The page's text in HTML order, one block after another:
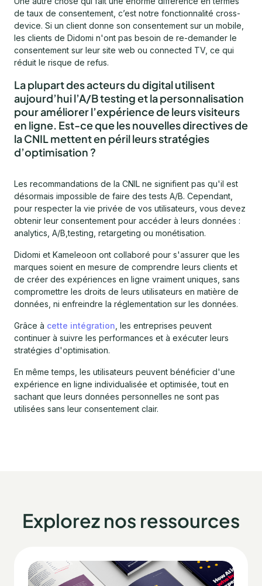
de taux de consentement, c’est notre fonctionnalité cross-
device. Si un client donne son consentement sur un mobile,
les clients de Didomi n'ont pas besoin de re-demander le
consentement sur leur site web ou connected TV, ce qui
réduit le risque de refus.
La plupart des acteurs du digital utilisent
aujourd’hui l’A/B testing et la personnalisation
pour améliorer l’expérience de leurs visiteurs
en ligne. Est-ce que les nouvelles directives de
la CNIL mettent en péril leurs stratégies
d’optimisation ?
Les recommandations de la CNIL ne signifient pas qu'il est
désormais impossible de faire des tests A/B. Cependant,
pour respecter la vie privée de vos utilisateurs, vous devez
obtenir leur consentement pour accéder à leurs données :
analytics, A/B,testing, retargeting ou monétisation.
Didomi et Kameleoon ont collaboré pour s'assurer que les
marques soient en mesure de comprendre leurs clients et
de créer des expériences en ligne vraiment uniques, sans
compromettre les droits de leurs utilisateurs en matière de
données, ni enfreindre la réglementation sur les données.
Grâce à cette intégration , les entreprises peuvent
continuer à suivre les performances et à exécuter leurs
stratégies d'optimisation.
En même temps, les utilisateurs peuvent bénéficier d'une
expérience en ligne individualisée et optimisée, tout en
sachant que leurs données personnelles ne sont pas
utilisées sans leur consentement clair.
Explorez nos ressources